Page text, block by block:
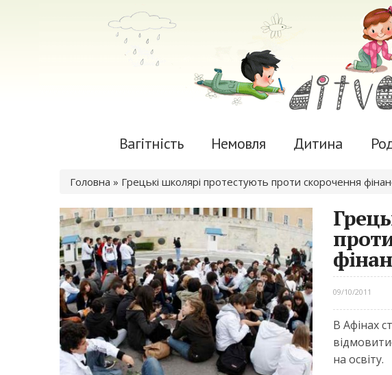
Вагітність Немовля Дитина
Ви є тут
Головна » Грецькі школярі протестують проти скорочення
09/10/2011
В Афінах
на освіту.